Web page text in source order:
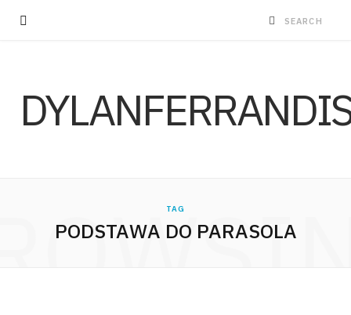
TAG
PODSTAWA DO PARASOLA